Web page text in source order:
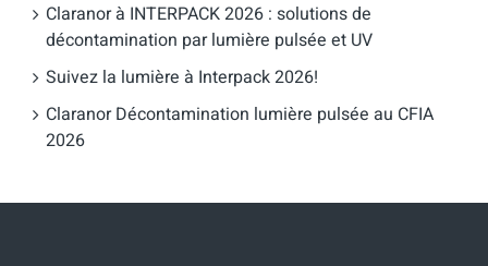
Claranor à INTERPACK 2026 : solutions de
décontamination par lumière pulsée et UV
Suivez la lumière à Interpack 2026!
Claranor Décontamination lumière pulsée au CFIA
2026